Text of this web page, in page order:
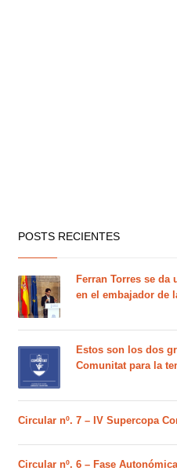
POSTS RECIENTES
Ferran Torres se da
en el embajador de
Estos son los dos
Comunitat para la
Circular nº. 7 – IV Supercopa
Circular nº. 6 – Fase